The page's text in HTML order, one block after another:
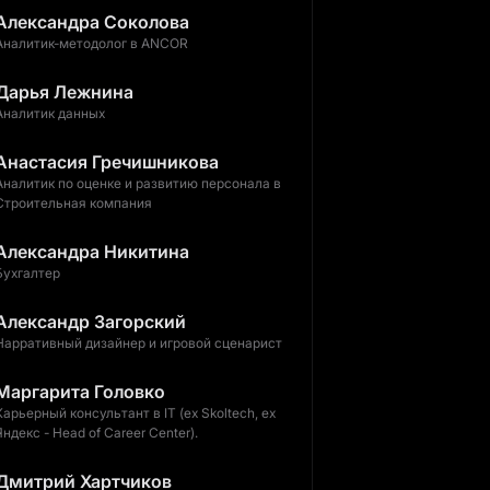
Соколова
методолог в ANCOR
Лежнина
данных
Гречишникова
по оценке и развитию персонала в
компания
Никитина
Загорский
дизайнер и игровой сценарист
Головко
консультант в IT (ex Skoltech, ex
- Head of Career Center).
Хартчиков